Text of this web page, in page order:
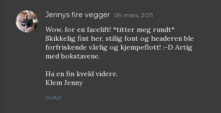
Jennys fire vegger 09 mars, 2011
Wow, for en facelift! *titter meg rundt*
Skikkelig fint her, stilig font og headeren ble
forfriskende vårlig og kjempeflott! :-D Artig
med bokstavene.
Ha en fin kveld videre.
Klem Jenny
SVAR